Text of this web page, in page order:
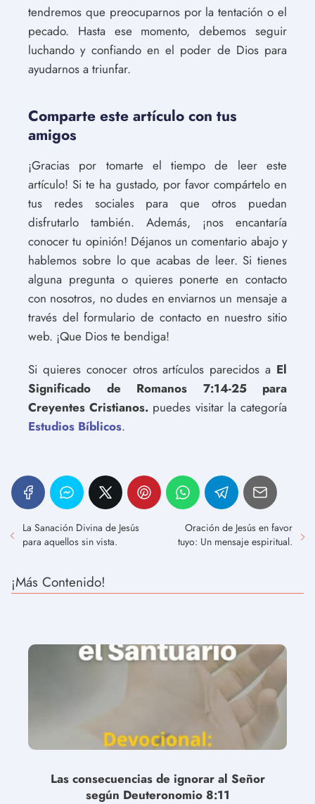
tendremos que preocuparnos por la tentación o el
pecado. Hasta ese momento, debemos seguir
luchando y confiando en el poder de Dios para
ayudarnos a triunfar.
Comparte este artículo con tus
amigos
¡Gracias por tomarte el tiempo de leer este
artículo! Si te ha gustado, por favor compártelo en
tus redes sociales para que otros puedan
disfrutarlo también. Además, ¡nos encantaría
conocer tu opinión! Déjanos un comentario abajo y
hablemos sobre lo que acabas de leer. Si tienes
alguna pregunta o quieres ponerte en contacto
con nosotros, no dudes en enviarnos un mensaje a
través del formulario de contacto en nuestro sitio
web. ¡Que Dios te bendiga!
Si quieres conocer otros artículos parecidos a El
Significado de Romanos 7:14-25 para
Creyentes Cristianos. puedes visitar la categoría
Estudios Bíblicos.
La Sanación Divina de Jesús
para aquellos sin vista.
Oración de Jesús en favor
tuyo: Un mensaje espiritual.
¡Más Contenido!
Las consecuencias de ignorar al Señor
según Deuteronomio 8:11